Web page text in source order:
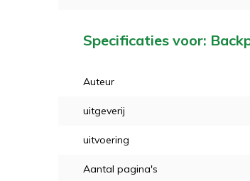
Specificaties voor:
Auteur
uitgeverij
uitvoering
Aantal pagina's